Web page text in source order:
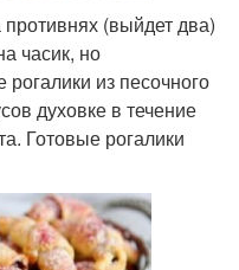
(выйдет два)
часик, но
из песочного
духовке в течение
Готовые рогалики